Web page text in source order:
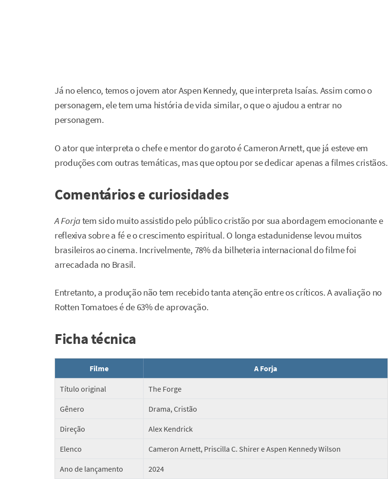
Já no elenco, temos o jovem ator Aspen Kennedy, que interpreta Isaías. Assim como o
personagem, ele tem uma história de vida similar, o que o ajudou a entrar no
personagem.
O ator que interpreta o chefe e mentor do garoto é Cameron Arnett, que já esteve em
produções com outras temáticas, mas que optou por se dedicar apenas a filmes cristãos.
Comentários e curiosidades
A Forjatem sido muito assistido pelo público cristão por sua abordagem emocionante e
reflexiva sobre a fé e o crescimento espiritual. O longa estadunidense levou muitos
brasileiros ao cinema. Incrivelmente, 78% da bilheteria internacional do filme foi
arrecadada no Brasil.
Entretanto, a produção não tem recebido tanta atenção entre os críticos. A avaliação no
Rotten Tomatoes é de 63% de aprovação.
Ficha técnica
Filme A Forja
Título original The Forge
Gênero Drama, Cristão
Direção Alex Kendrick
Elenco Cameron Arnett, Priscilla C. Shirer e Aspen Kennedy Wilson
Ano de lançamento 2024